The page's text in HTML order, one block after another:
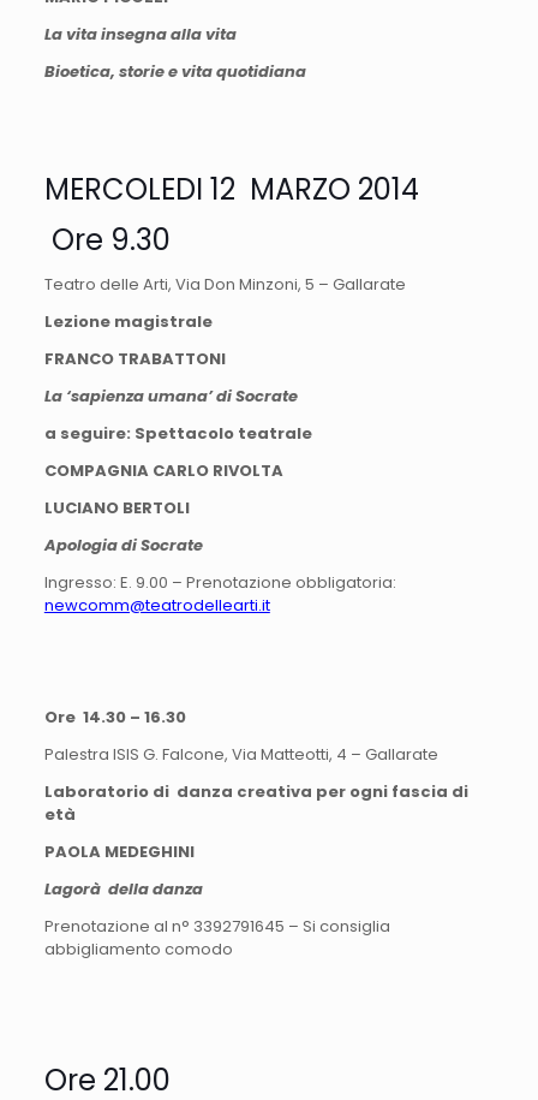
La vita insegna alla vita
Bioetica, storie e vita quotidiana
MERCOLEDI 12 MARZO 2014
Ore 9.30
Teatro delle Arti, Via Don Minzoni, 5 – Gallarate
Lezione magistrale
FRANCO TRABATTONI
La ‘sapienza umana’ di Socrate
a seguire: Spettacolo teatrale
COMPAGNIA CARLO RIVOLTA
LUCIANO BERTOLI
Apologia di Socrate
Ingresso: E. 9.00 – Prenotazione obbligatoria:
newcomm@teatrodellearti.it
Ore 14.30 – 16.30
Palestra ISIS G. Falcone, Via Matteotti, 4 – Gallarate
Laboratorio di danza creativa per ogni fascia di
età
PAOLA MEDEGHINI
Lagorà della danza
Prenotazione al n° 3392791645 – Si consiglia
abbigliamento comodo
Ore 21.00